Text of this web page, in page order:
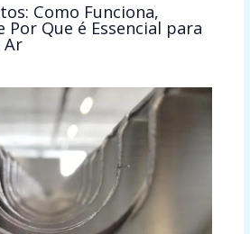
Como Funciona,
Por Que é Essencial para
Ar